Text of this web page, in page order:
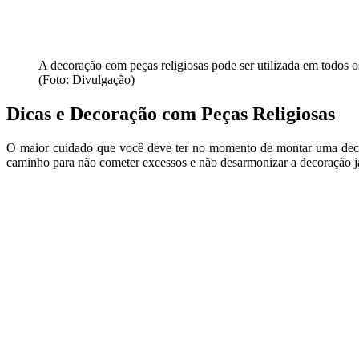
A decoração com peças religiosas pode ser utilizada em todos
(Foto: Divulgação)
Dicas e Decoração com Peças Religiosas
O maior cuidado que você deve ter no momento de montar uma
caminho para não cometer excessos e não desarmonizar a decoração